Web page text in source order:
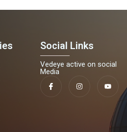
Social Links
Vedeye active on social
Media